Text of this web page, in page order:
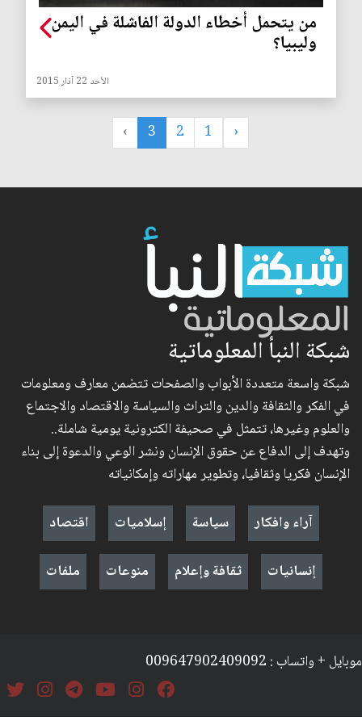
من يتحمل أخطاء الدولة الفاشلة في اليمن
وليبيا؟
الأحد 22 آذار 2015
‹
1
2
3
›
شبكة النبأ المعلوماتية
شبكة واسعة متعددة الأبواب والصفحات تتضمن معارف ومعلومات
في الفكر والثقافة والدين والتراث والسياسة والاقتصاد والاجتماع
والعلوم وغيرها، تتمثل في صحيفة الكترونية يومية شاملة..
وتهدف إلى الدفاع عن حقوق الإنسان ونشر الوعي والدعوة إلى بناء
الإنسان فكريا وثقافيا، وتطوير مهاراته وإمكانياته
آراء وافكار
سياسة إسلاميات
اقتصاد
إنسانيات
ثقافة وإعلام منوعات ملفات
موبايل + واتساب : 009647902409092